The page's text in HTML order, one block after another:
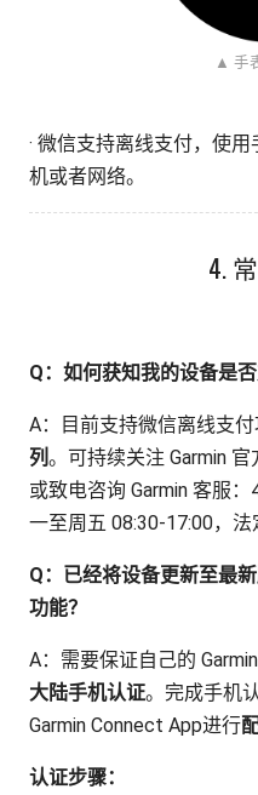
▲ 手
· 微信支持离线支付，使
机或者网络。
4.
Q：如何获知我的设备是
A：目前支持微信离线支
列。可持续关注 Garmin
或致电咨询 Garmin 客服
一至周五 08:30-17:00，法
Q：已经将设备更新至最
功能？
A：需要保证自己的
大陆手机认证。完成手机
Garmin Connect App进行
认证步骤：